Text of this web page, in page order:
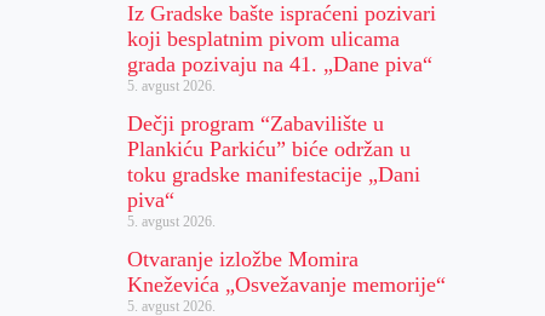
Iz Gradske bašte ispraćeni pozivari
koji besplatnim pivom ulicama
grada pozivaju na 41. „Dane piva“
5. avgust 2026.
Dečji program “Zabavilište u
Plankiću Parkiću” biće održan u
toku gradske manifestacije „Dani
piva“
5. avgust 2026.
Otvaranje izložbe Momira
Kneževića „Osvežavanje memorije“
5. avgust 2026.